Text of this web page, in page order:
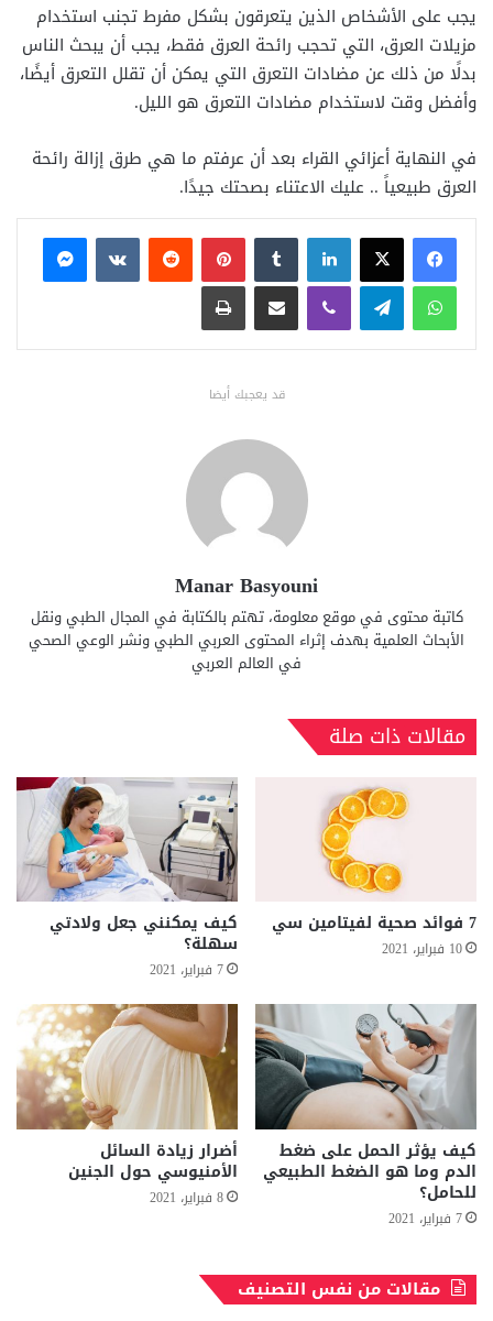
يجب على الأشخاص الذين يتعرقون بشكل مفرط تجنب استخدام
مزيلات العرق، التي تحجب رائحة العرق فقط، يجب أن يبحث الناس
بدلًا من ذلك عن مضادات التعرق التي يمكن أن تقلل التعرق أيضًا،
وأفضل وقت لاستخدام مضادات التعرق هو الليل.
في النهاية أعزائي القراء بعد أن عرفتم ما هي طرق إزالة رائحة
العرق طبيعياً .. عليك الاعتناء بصحتك جيدًا.
فيسبوكX لينكدإن بينتيريست
ماسنجر
واتساب تيلقرام ڤايبر مشاركة عبر البريد طباعة
قد يعجبك أيضا
Manar Basyouni
كاتبة محتوى في موقع معلومة، تهتم بالكتابة في المجال الطبي ونقل
الأبحاث العلمية بهدف إثراء المحتوى العربي الطبي ونشر الوعي الصحي
في العالم العربي
مقالات ذات صلة
7 فوائد صحية لفيتامين سي
10 فبراير، 2021
كيف يمكنني جعل ولادتي
سهلة؟
7 فبراير، 2021
كيف يؤثر الحمل على ضغط
الدم وما هو الضغط الطبيعي
للحامل؟
7 فبراير، 2021
أضرار زيادة السائل
الأمنيوسي حول الجنين
8 فبراير، 2021
مقالات من نفس التصنيف